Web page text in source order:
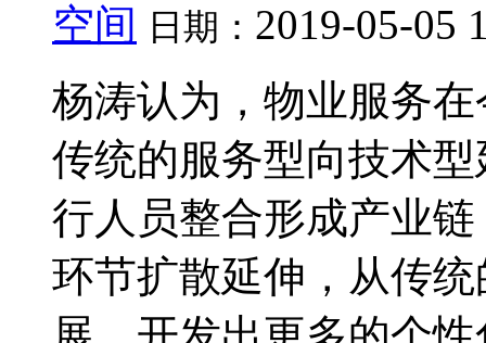
空间 日期： 2019-05-05
杨涛认为，物业服务
传统的服务型向技术
行人员整合形成产业
环节扩散延伸，从传